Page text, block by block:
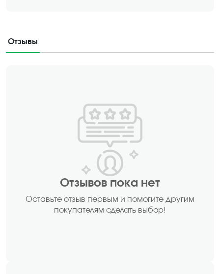
Отзывы
Отзывов пока нет
Оставьте отзыв первым и помогите другим
покупателям сделать выбор!